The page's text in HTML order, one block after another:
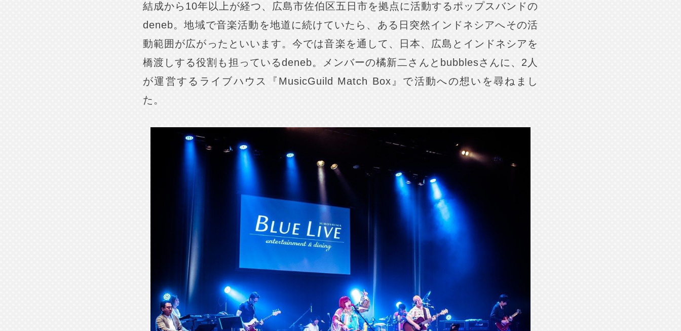
結成から10年以上が経つ、広島市佐伯区五日市を拠点に活動するポップスバンドの
deneb。地域で音楽活動を地道に続けていたら、ある日突然インドネシアへその活
動範囲が広がったといいます。今では音楽を通して、日本、広島とインドネシアを
橋渡しする役割も担っているdeneb。メンバーの橘新二さんとbubblesさんに、2人
が運営するライブハウス『MusicGuild Match Box』で活動への想いを尋ねまし
た。